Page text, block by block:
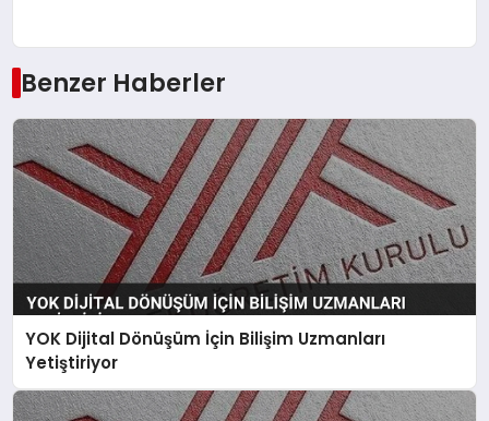
Benzer Haberler
YOK Dijital Dönüşüm İçin Bilişim Uzmanları
Yetiştiriyor